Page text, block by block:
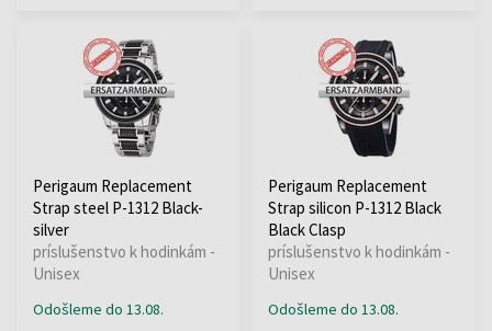
Perigaum Replacement
Strap steel P-1312 Black-
silver
príslušenstvo k hodinkám -
Unisex
Odošleme do 13.08.
Perigaum Replacement
Strap silicon P-1312 Black
Black Clasp
príslušenstvo k hodinkám -
Unisex
Odošleme do 13.08.